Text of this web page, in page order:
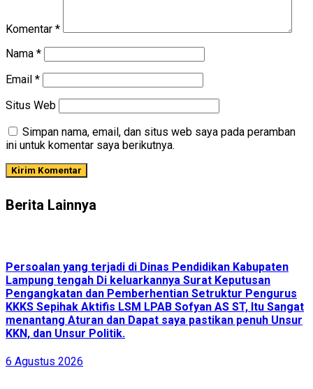
Komentar *
Nama *
Email *
Situs Web
Simpan nama, email, dan situs web saya pada peramban
ini untuk komentar saya berikutnya.
Berita Lainnya
Persoalan yang terjadi di Dinas Pendidikan Kabupaten
Lampung tengah Di keluarkannya Surat Keputusan
Pengangkatan dan Pemberhentian Setruktur Pengurus
KKKS Sepihak Aktifis LSM LPAB Sofyan AS ST, Itu Sangat
menantang Aturan dan Dapat saya pastikan penuh Unsur
KKN, dan Unsur Politik.
6 Agustus 2026